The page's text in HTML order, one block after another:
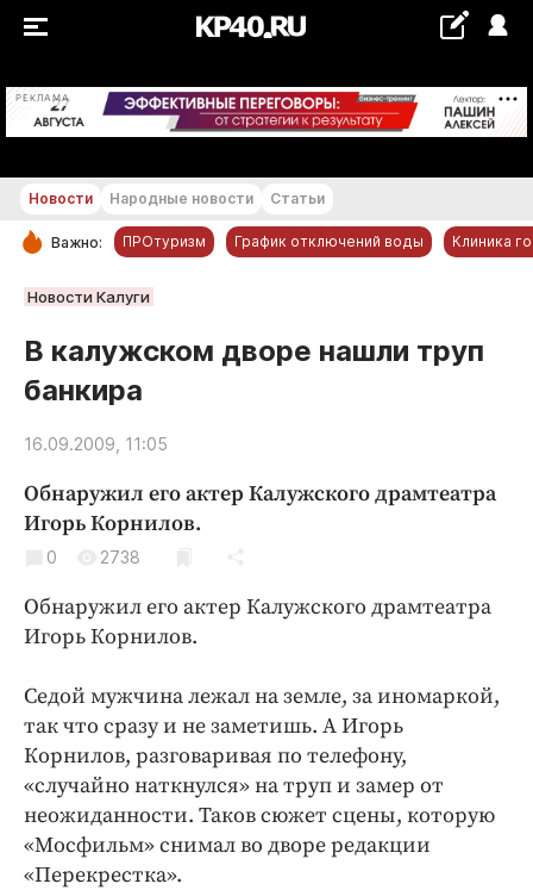
РЕКЛАМА +20...+21 °С
РУБРИКИ
Новости компаний
Статьи
Народные новости
Благоустройство
Криминал
Недвижимость и ЖКХ
Образование
Общество
Погода
Праздники
Происшествия
Спорт
Экономика и бизнес
Новости Народные новости Статьи
Важно: ПРОтуризм График отключений воды Клиника
Новости Калуги
В калужском дворе нашли труп
банкира
16.09.2009, 11:05
Обнаружил его актер Калужского драмтеатра
Игорь Корнилов.
0 2738
Обнаружил его актер Калужского драмтеатра
Игорь Корнилов.
Седой мужчина лежал на земле, за иномаркой,
так что сразу и не заметишь. А Игорь
Корнилов, разговаривая по телефону,
«случайно наткнулся» на труп и замер от
неожиданности. Таков сюжет сцены, которую
«Мосфильм» снимал во дворе редакции
«Перекрестка».